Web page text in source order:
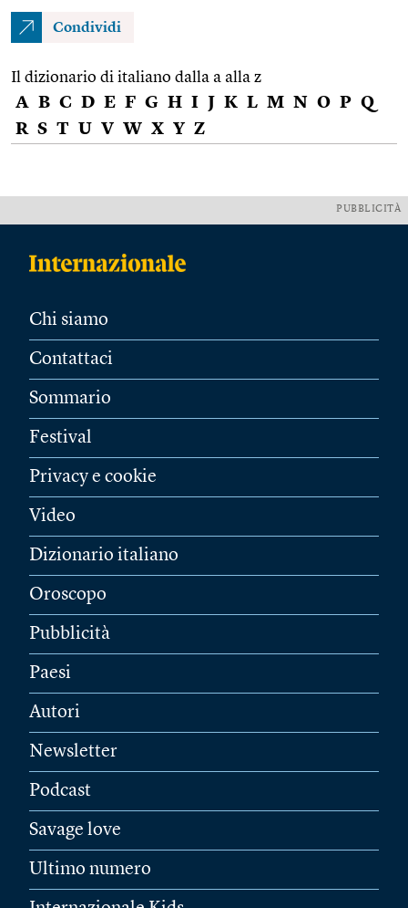
Condividi
Il dizionario di italiano dalla a alla z
A B C D E F G H I J K L M N O P Q
R S T U V W X Y Z
PUBBLICITÀ
Chi siamo
Contattaci
Sommario
Festival
Privacy e cookie
Video
Dizionario italiano
Oroscopo
Pubblicità
Paesi
Autori
Newsletter
Podcast
Savage love
Ultimo numero